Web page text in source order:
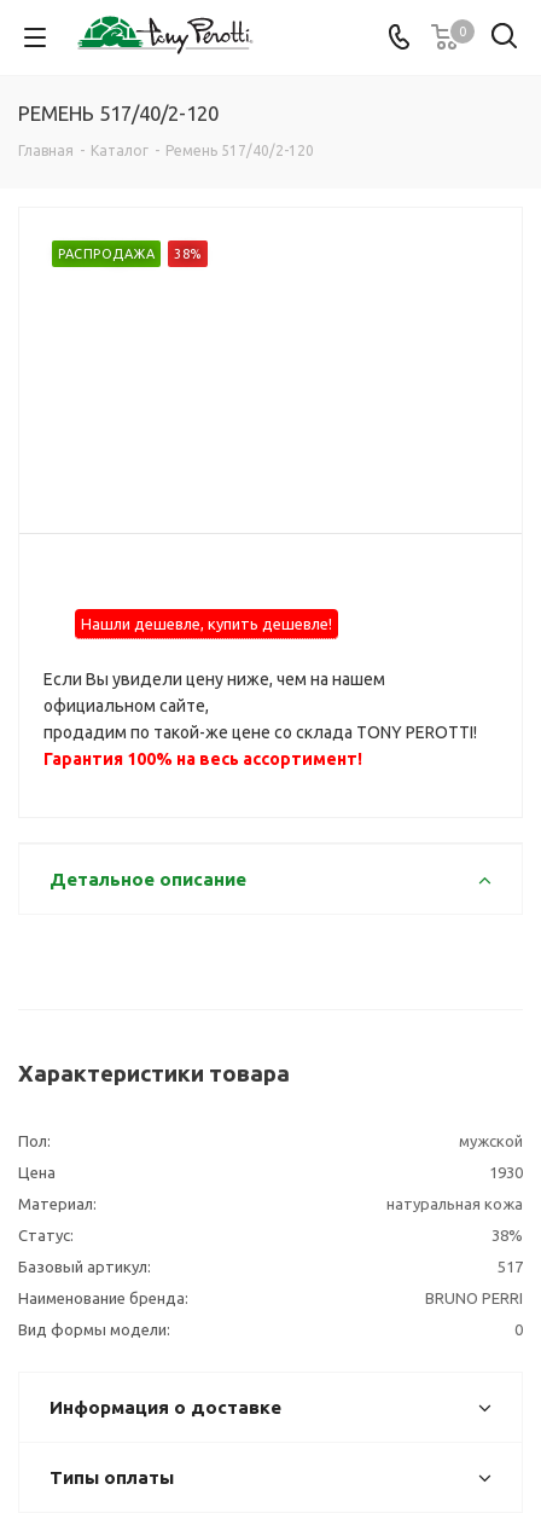
0
РЕМЕНЬ 517/40/2-120
Главная - Каталог - Ремень 517/40/2-120
РАСПРОДАЖА 38%
Нашли дешевле, купить дешевле!
Если Вы увидели цену ниже, чем на нашем
официальном сайте,
продадим по такой-же цене со склада TONY PEROTTI!
Гарантия 100% на весь ассортимент!
Детальное описание
Характеристики товара
Пол:
мужской
Цена
1930
Материал:
натуральная кожа
Статус:
38%
Базовый артикул:
517
Наименование бренда:
BRUNO PERRI
Вид формы модели:
0
Информация о доставке
Типы оплаты